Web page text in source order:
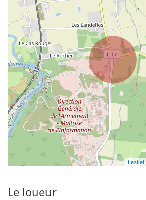
Leaflet
Le loueur